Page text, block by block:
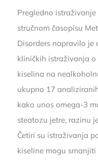
Pregledno
stručnom časopisu
Disorders napravilo
kliničkih istraživanja
kiselina na
ukupno 17
kako unos omega-3
steatozu jetre, razinu
Četiri su istraživanja
kiseline mogu